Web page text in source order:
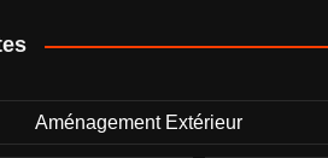
Aménagement Extérieur